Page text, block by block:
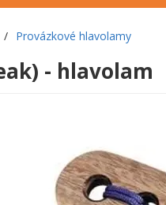
/ Provázkové hlavolamy
- hlavolam